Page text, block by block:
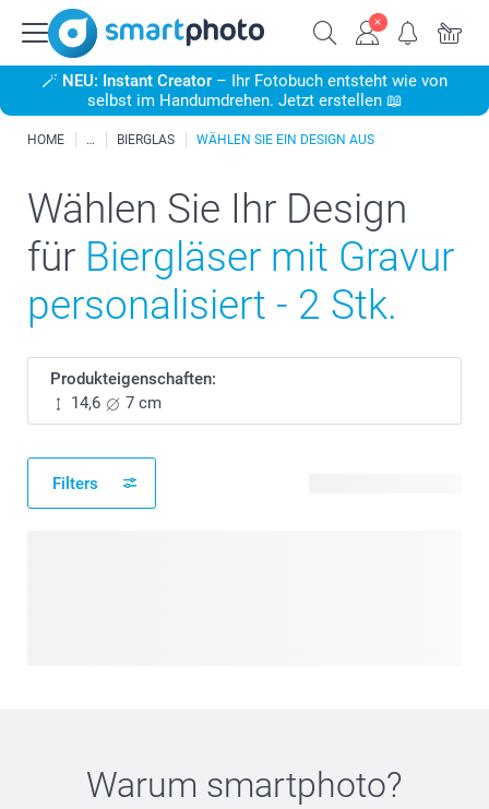
🪄 NEU: Instant Creator – Ihr Fotobuch entsteht wie von
selbst im Handumdrehen. Jetzt erstellen 📖
HOME BIERGLAS WÄHLEN SIE EIN DESIGN AUS
Wählen Sie Ihr Design
für Biergläser mit Gravur
personalisiert - 2 Stk.
Produkteigenschaften:
14,6
7 cm
Filters
Warum smartphoto?